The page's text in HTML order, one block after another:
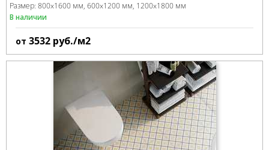
Размер: 800x1600 мм 600x1200 мм 1200x1800 мм
В наличии
от 3532 руб./м2